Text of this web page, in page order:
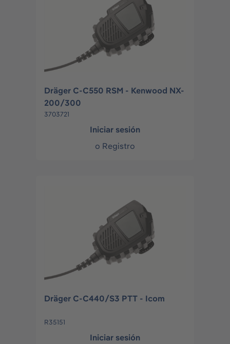
Dräger C-C550 RSM - Kenwood NX-
200/300
3703721
Iniciar sesión
o Registro
Dräger C-C440/S3 PTT - Icom
R35151
Iniciar sesión